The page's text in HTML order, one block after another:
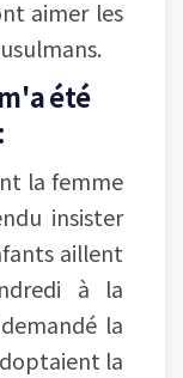
aimer les
été
la femme
insister
aillent
à la
la
la